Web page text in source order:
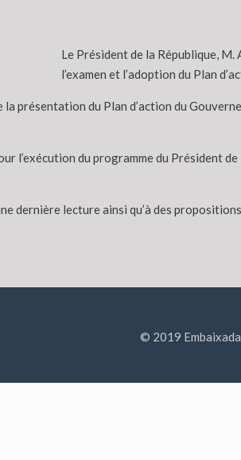
Le Président de la République,
l’examen et l’adoption du Plan
présentation du Plan d’action du
l’exécution du programme du Président
dernière lecture ainsi qu’à des
© 2019